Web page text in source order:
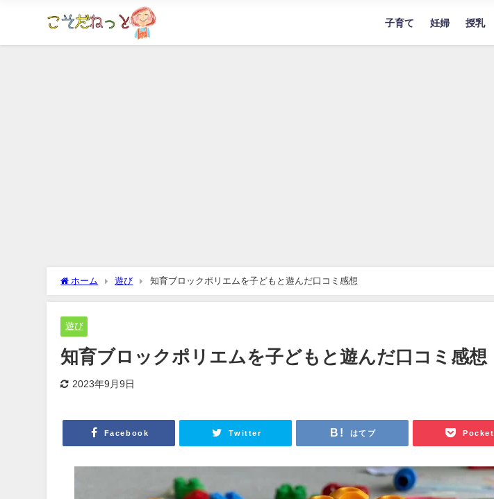
子育て 妊婦 授乳
ホーム 遊び 知育ブロックポリエムを子どもと遊んだ口コミ感想
遊び
知育ブロックポリエムを子どもと遊んだ口コミ感想
2023年9月9日
Facebook Twitter はてブ Pocket